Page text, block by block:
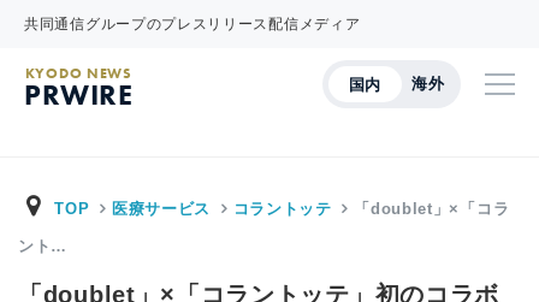
共同通信グループのプレスリリース配信メディア
国内 海外
KYODO NEWS
PRWIRE
TOP 医療サービス コラントッテ 「doublet」×「コラ
ント…
「doublet」×「コラントッテ」初のコラボ